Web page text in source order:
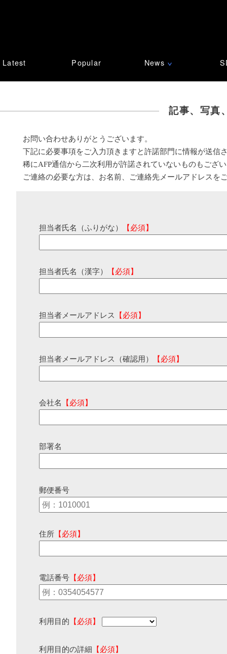
Latest Popular News ∨
記事、写真
お問い合わせありがとうございます。
下記に必要事項をご入力頂きますと許諾部門に情報が送信
稀にAFP通信から二次利用が許諾されていないものもござ
ご連絡の必要な方は、お名前、ご連絡先メールアドレスを
担当者氏名（ふりがな） 【必須】
担当者氏名（漢字） 【必須】
担当者メールアドレス 【必須】
担当者メールアドレス（確認用） 【必須】
会社名 【必須】
部署名
郵便番号
住所 【必須】
電話番号 【必須】
利用目的 【必須】
利用目的の詳細 【必須】